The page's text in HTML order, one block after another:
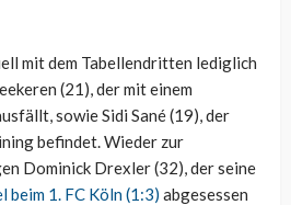
mit dem Tabellendritten lediglich
(21), der mit einem
sowie Sidi Sané (19), der
befindet. Wieder zur
Dominick Drexler (32), der seine
beim 1. FC Köln (1:3) abgesessen